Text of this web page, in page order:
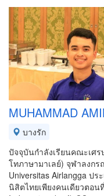
MUHAMMAD
บางรัก
ปัจจุบันกำลังเรียนคณะเศ
โทภาษามาเลย์) จุฬาลงก
Universitas Airlangga ป
นิสิตไทยเพียงคนเดียวตอ